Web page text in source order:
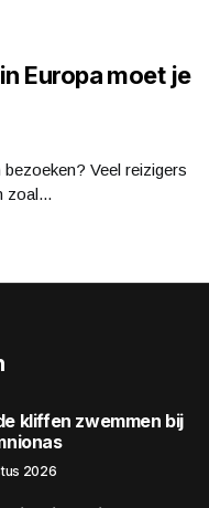
Europa moet je
Veel reizigers
zoal...
kliffen zwemmen bij
2026